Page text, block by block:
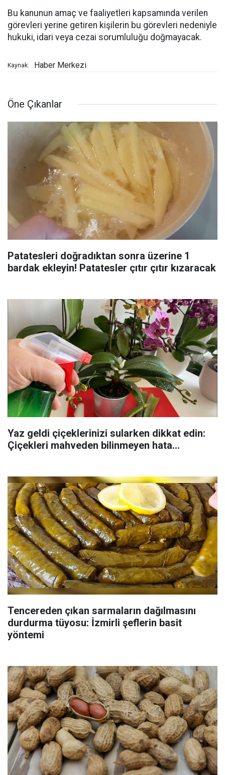
Bu kanunun amaç ve faaliyetleri kapsamında verilen
görevleri yerine getiren kişilerin bu görevleri nedeniyle
hukuki, idari veya cezai sorumluluğu doğmayacak.
Kaynak: Haber Merkezi
Öne Çıkanlar
Patatesleri doğradıktan sonra üzerine 1
bardak ekleyin! Patatesler çıtır çıtır kızaracak
Yaz geldi çiçeklerinizi sularken dikkat edin:
Çiçekleri mahveden bilinmeyen hata...
Tencereden çıkan sarmaların dağılmasını
durdurma tüyosu: İzmirli şeflerin basit
yöntemi